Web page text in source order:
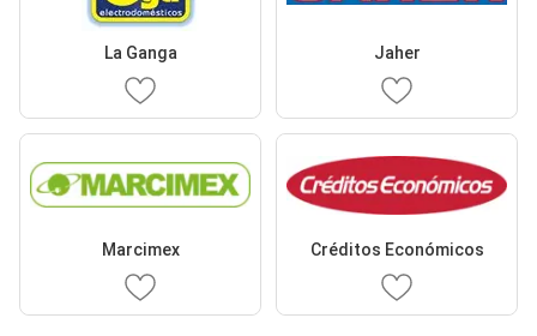
La Ganga Jaher
Marcimex Créditos Económicos